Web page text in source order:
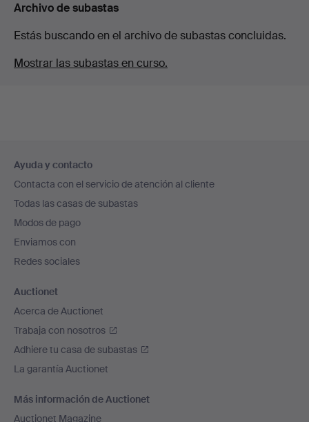
Archivo de subastas
Estás buscando en el archivo de subastas concluidas.
Mostrar las subastas en curso.
en
el
pie
de
página
Ayuda y contacto
Contacta con el servicio de atención al cliente
Todas las casas de subastas
Modos de pago
Enviamos con
Redes sociales
Auctionet
Acerca de Auctionet
Trabaja con nosotros
Adhiere tu casa de subastas
La garantía Auctionet
Más información de Auctionet
Auctionet Magazine